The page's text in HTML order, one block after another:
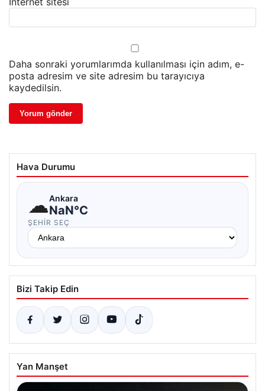
Daha sonraki yorumlarımda kullanılması için adım, e-
posta adresim ve site adresim bu tarayıcıya
kaydedilsin.
Hava Durumu
☁Ankara
NaN°C
ŞEHIR SEÇ
Bizi Takip Edin
Yan Manşet